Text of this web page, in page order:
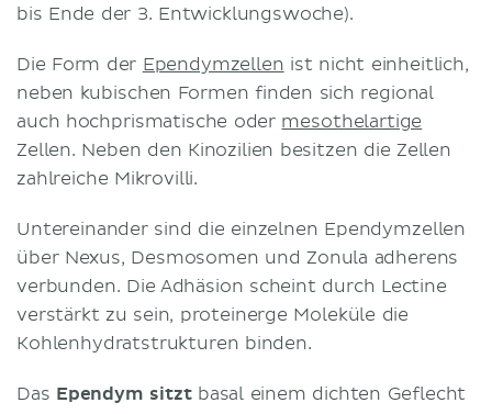
bis Ende der 3. Entwicklungswoche).
Die Form der Ependymzellen ist nicht einheitlich,
neben kubischen Formen finden sich regional
auch hochprismatische oder mesothelartige
Zellen. Neben den Kinozilien besitzen die Zellen
zahlreiche Mikrovilli.
Untereinander sind die einzelnen Ependymzellen
über Nexus, Desmosomen und Zonula adherens
verbunden. Die Adhäsion scheint durch Lectine
verstärkt zu sein, proteinerge Moleküle die
Kohlenhydratstrukturen binden.
Das Ependym sitztbasal einem dichten Geflecht